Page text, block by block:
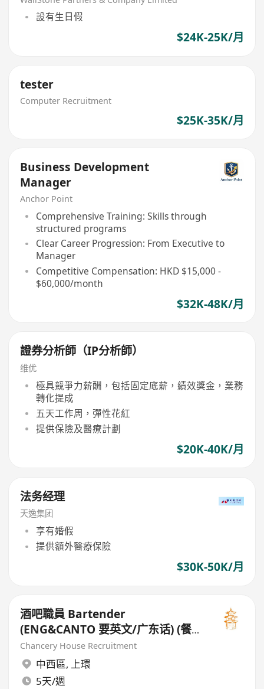
設有生日假
$24K-25K/月
tester
Computer Recruitment
$25K-35K/月
Business Development
Manager
Anchor Point
Comprehensive Training: Skills through
structured programs
Clear Career Progression: From Executive to
Manager
Competitive Compensation: HKD $15,000 -
$60,000/month
$32K-48K/月
證券分析師（IP分析師）
维优
極具競爭力薪酬，包括固定底薪，績效獎金，業務
轉化提成
五天工作周，彈性花紅
提供保險及醫療計劃
$20K-40K/月
法务经理
天逸集团
享有婚假
提供額外醫療保險
$30K-50K/月
酒吧職員 Bartender
(ENG&CANTO 要英文/广东话) (餐
廳 - 西式 Restaurant - Western
Style)
Chancery House Recruitment
中西區, 上環
5天/週